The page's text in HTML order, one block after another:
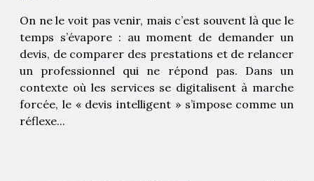
On ne le voit pas venir, mais c’est souvent là que le
temps s’évapore : au moment de demander un
devis, de comparer des prestations et de relancer
un professionnel qui ne répond pas. Dans un
contexte où les services se digitalisent à marche
forcée, le « devis intelligent » s’impose comme un
réflexe...